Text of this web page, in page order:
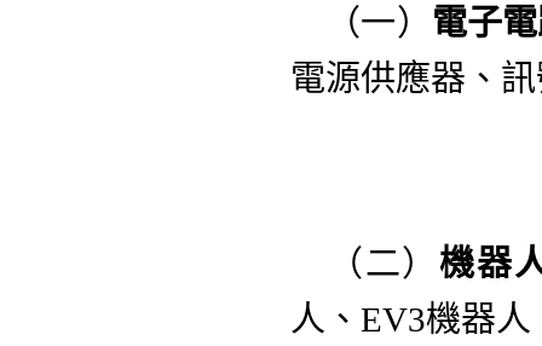
（一） 電子
電源供應器、
（二）機器
人、EV3機器